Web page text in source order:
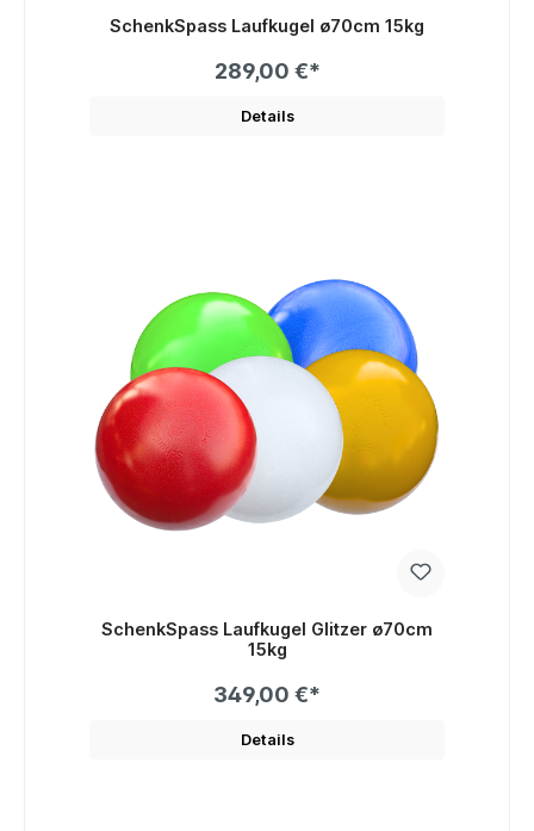
SchenkSpass Laufkugel ø70cm 15kg
289,00 €*
Details
SchenkSpass Laufkugel Glitzer ø70cm
15kg
349,00 €*
Details